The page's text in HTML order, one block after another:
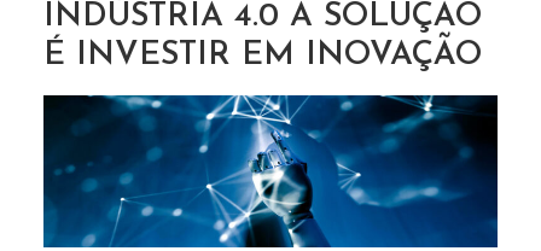
INDÚSTRIA 4.0 A SOLUÇÃO
É INVESTIR EM INOVAÇÃO